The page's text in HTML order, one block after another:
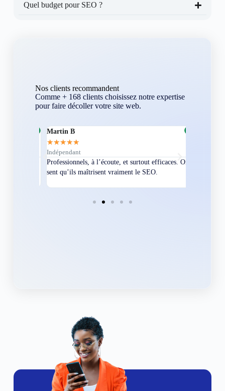
Quel budget pour SEO ?
Nos clients recommandent
Comme + 168 clients choisissez notre expertise
pour faire décoller votre site web.
Martin B
★★★★
Indépendant
Professionnels, à l’écoute, et surtout efficaces. On
sent qu’ils maîtrisent vraiment le SEO.